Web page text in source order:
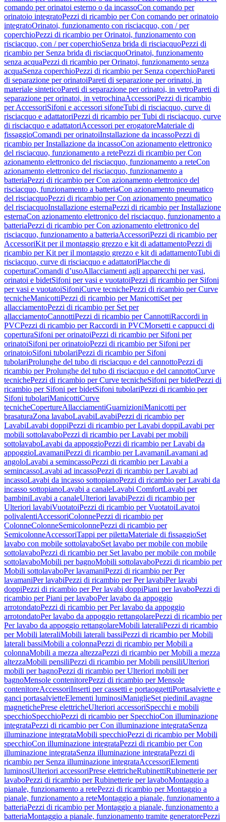
comando per orinatoi esterno o da incassoCon comando per
orinatoio integratoPezzi di ricambio per Con comando per orinatoio
integratoOrinatoi, funzionamento con risciacquo, con / per
coperchioPezzi di ricambio per Orinatoi, funzionamento con
risciacquo, con / per coperchioSenza brida di risciacquoPezzi di
ricambio per Senza brida di risciacquoOrinatoi, funzionamento
senza acquaPezzi di ricambio per Orinatoi, funzionamento senza
acquaSenza coperchioPezzi di ricambio per Senza coperchioPareti
di separazione per orinatoiPareti di separazione per orinatoi, in
materiale sinteticoPareti di separazione per orinatoi, in vetroPareti di
separazione per orinatoi, in vetrochinaAccessoriPezzi di ricambio
per AccessoriSifoni e accessori sifoneTubi di risciacquo, curve di
risciacquo e adattatoriPezzi di ricambio per Tubi di risciacquo, curve
di risciacquo e adattatoriAccessori per erogatoreMateriale di
fissaggioComandi per orinatoiInstallazione da incassoPezzi di
ricambio per Installazione da incassoCon azionamento elettronico
del risciacquo, funzionamento a retePezzi di ricambio per Con
azionamento elettronico del risciacquo, funzionamento a reteCon
azionamento elettronico del risciacquo, funzionamento a
batteriaPezzi di ricambio per Con azionamento elettronico del
risciacquo, funzionamento a batteriaCon azionamento pneumatico
del risciacquoPezzi di ricambio per Con azionamento pneumatico
del risciacquoInstallazione esternaPezzi di ricambio per Installazione
esternaCon azionamento elettronico del risciacquo, funzionamento a
batteriaPezzi di ricambio per Con azionamento elettronico del
risciacquo, funzionamento a batteriaAccessoriPezzi di ricambio per
AccessoriKit per il montaggio grezzo e kit di adattamentoPezzi di
ricambio per Kit per il montaggio grezzo e kit di adattamentoTubi di
risciacquo, curve di risciacquo e adattatoriPlacche di
coperturaComandi d’usoAllacciamenti agli apparecchi per vasi,
orinatoi e bidetSifoni per vasi e vuotatoiPezzi di ricambio per Sifoni
per vasi e vuotatoiSifoniCurve tecnichePezzi di ricambio per Curve
tecnicheManicottiPezzi di ricambio per ManicottiSet per
allacciamentoPezzi di ricambio per Set per
allacciamentoCannottiPezzi di ricambio per CannottiRaccordi in
PVCPezzi di ricambio per Raccordi in PVCMorsetti e cappucci di
coperturaSifoni per orinatoiPezzi di ricambio per Sifoni per
orinatoiSifoni per orinatoioPezzi di ricambio per Sifoni per
orinatoioSifoni tubolariPezzi di ricambio per Sifoni
tubolariProlunghe del tubo di risciacquo e del cannottoPezzi di
ricambio per Prolunghe del tubo di risciacquo e del cannottoCurve
tecnichePezzi di ricambio per Curve tecnicheSifoni per bidetPezzi di
ricambio per Sifoni per bidetSifoni tubolariPezzi di ricambio per
Sifoni tubolariManicottiCurve
tecnicheCopertureAllacciamentiGuarnizioniManicotti per
brasaturaZona lavaboLavabiLavabiPezzi di ricambio per
LavabiLavabi doppiPezzi di ricambio per Lavabi doppiLavabi per
mobili sottolavaboPezzi di ricambio per Lavabi per mobili
sottolavaboLavabi da appoggioPezzi di ricambio per Lavabi da
appoggioLavamaniPezzi di ricambio per LavamaniLavamani ad
angoloLavabi a semincassoPezzi di ricambio per Lavabi a
semincassoLavabi ad incassoPezzi di ricambio per Lavabi ad
incassoLavabi da incasso sottopianoPezzi di ricambio per Lavabi da
incasso sottopianoLavabi a canaleLavabi ComfortLavabi per
bambiniLavabi a canaleUlteriori lavabiPezzi di ricambio per
Ulteriori lavabiVuotatoiPezzi di ricambio per VuotatoiLavatoi
polivalentiAccessoriColonnePezzi di ricambio per
ColonneColonneSemicolonnePezzi di ricambio per
SemicolonneAccessoriTappi per pilettaMateriale di fissaggioSet
lavabo con mobile sottolavaboSet lavabo per mobile con mobile
sottolavaboPezzi di ricambio per Set lavabo per mobile con mobile
sottolavaboMobili per bagnoMobili sottolavaboPezzi di ricambio per
Mobili sottolavaboPer lavamaniPezzi di ricambio per Per
lavamaniPer lavabiPezzi di ricambio per Per lavabiPer lavabi
doppiPezzi di ricambio per Per lavabi doppiPiani per lavaboPezzi di
ricambio per Piani per lavaboPer lavabo da appoggio
arrotondatoPezzi di ricambio per Per lavabo da appoggio
arrotondatoPer lavabo da appoggio rettangolarePezzi di ricambio per
Per lavabo da appoggio rettangolareMobili lateraliPezzi di ricambio
per Mobili lateraliMobili laterali bassiPezzi di ricambio per Mobili
laterali bassiMobili a colonnaPezzi di ricambio per Mobili a
colonnaMobili a mezza altezzaPezzi di ricambio per Mobili a mezza
altezzaMobili pensiliPezzi di ricambio per Mobili pensiliUlteriori
mobili per bagnoPezzi di ricambio per Ulteriori mobili per
bagnoMensole contenitorePezzi di ricambio per Mensole
contenitoreAccessoriInserti per cassetti e portaoggettiPortasalviette e
ganci portasalvietteElementi luminosiManiglieSet piediniLavagne
magnetichePrese elettricheUlteriori accessoriSpecchi e mobili
specchioSpecchioPezzi di ricambio per SpecchioCon illuminazione
integrataPezzi di ricambio per Con illuminazione integrataSenza
illuminazione integrataMobili specchioPezzi di ricambio per Mobili
specchioCon illuminazione integrataPezzi di ricambio per Con
illuminazione integrataSenza illuminazione integrataPezzi di
ricambio per Senza illuminazione integrataAccessoriElementi
luminosiUlteriori accessoriPrese elettricheRubinettiRubinetterie per
lavaboPezzi di ricambio per Rubinetterie per lavaboMontaggio a
pianale, funzionamento a retePezzi di ricambio per Montaggio a
pianale, funzionamento a reteMontaggio a pianale, funzionamento a
batteriaPezzi di ricambio per Montaggio a pianale, funzionamento a
batteriaMontaggio a pianale, funzionamento tramite generatorePezzi